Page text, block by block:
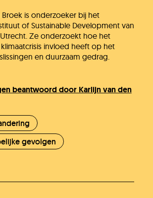
Broek is onderzoeker bij het
of Sustainable Development van
Ze onderzoekt hoe het
invloed heeft op het
en duurzaam gedrag.
beantwoord door Karlijn van den
gevolgen